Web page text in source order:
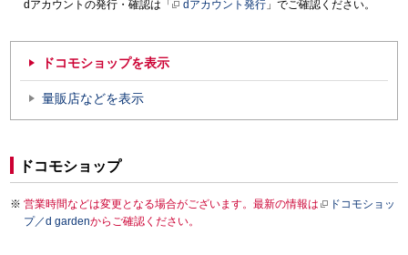
dアカウントの発行・確認は「
dアカウント発行 」でご確認ください。
ドコモショップを表示
量販店などを表示
ドコモショップ
営業時間などは変更となる場合がございます。最新の情報は
ドコモショッ
プ／d gardenからご確認ください。